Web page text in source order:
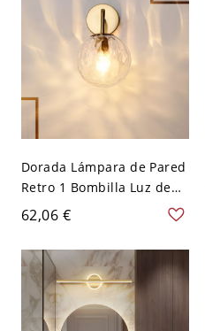
V 59,69 cm
Dorada Lámpara de Pared
Retro 1 Bombilla Luz de
Pared de Vidrio de Globo
para Dormitorio - Dorado
110 A 120 V
62,06 €